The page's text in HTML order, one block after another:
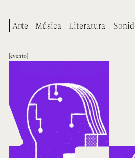
Arte Música Literatura
evento